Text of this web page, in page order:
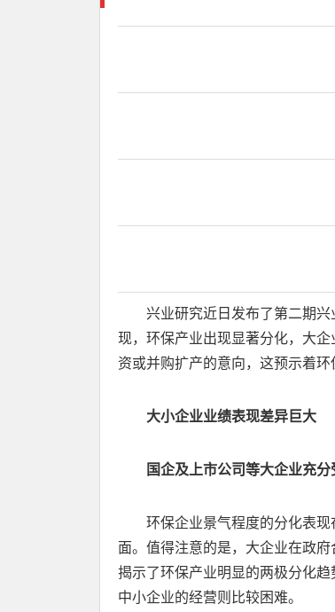
兴业研究近日发布了第二期
现，环保产业出现显著分化，大
资或并购扩产的意向，这预示着环
大小企业业绩表现差异巨大
国企及上市公司等大企业充
环保企业景气程度的分化表
面。值得注意的是，大企业在政
揭示了环保产业明显的两极分化
中小企业的经营则比较困难。